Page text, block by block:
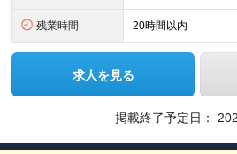
残業時間 20時間以内
求人を見る
掲載終了予定日：